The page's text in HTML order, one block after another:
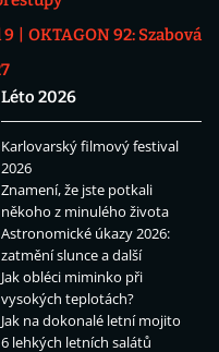
9
OKTAGON 92: Szabová
Léto 2026
Karlovarský filmový festival
2026
Znamení, že jste potkali
někoho z minulého života
Astronomické úkazy 2026:
zatmění slunce a další
Jak obléci miminko při
vysokých teplotách?
Jak na dokonalé letní mojito
6 lehkých letních salátů